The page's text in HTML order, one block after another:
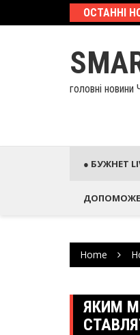
ОСТАННІ
головні
● БУЖНЕТ
Home
ЯКИМ